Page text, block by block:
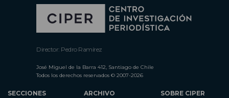
Director: Pedro Ramírez
José Miguel de la Barra 412, Santiago de Chile
Todos los derechos reservados © 2007-2026
SECCIONES
ARCHIVO
SOBRE CIPER